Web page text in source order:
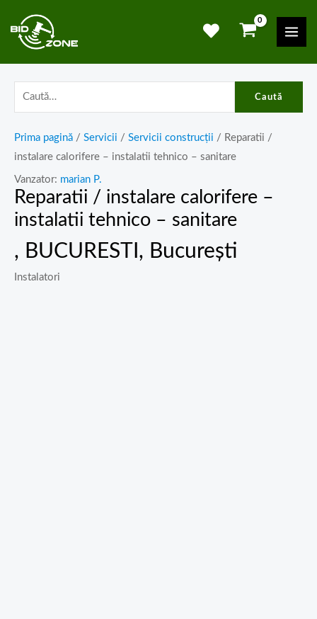
content
Caută
Prima pagină / Servicii / Servicii construcții / Reparatii /
instalare calorifere – instalatii tehnico – sanitare
Vanzator: marian P.
Reparatii / instalare calorifere –
instalatii tehnico – sanitare
, BUCURESTI, București
Instalatori